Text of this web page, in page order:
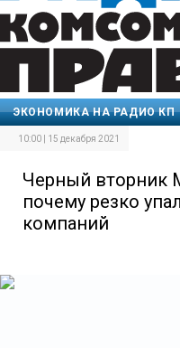
ЭКОНОМИКА НА РАДИО КП
10:00 | 15 декабря 2021
Черный вторник
почему резко
компаний